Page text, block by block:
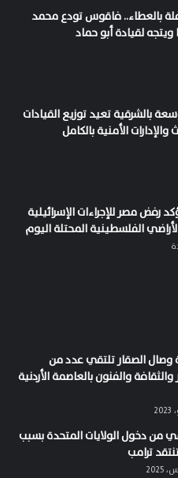
بالعطاء.. فاقوس تودع محمد
ويتجه لقيادة أبو حماد
بالشرقية تعيد توزيع القيادات
الأمنية بالكامل
رفض مصر للإجراءات الإسرائيلية
الفلسطينية المحتلة اليوم
وصال الصقار تلتقي عدد من
والفنون بالعاصمة الأردنية
من دخول الولايات المتحدة بسبب
ترامب